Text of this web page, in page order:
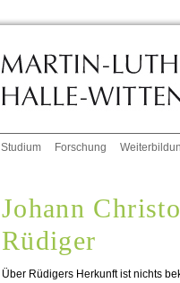
Studium Forschung
Johann
Rüdiger
Über Rüdigers Herkunft ist nichts